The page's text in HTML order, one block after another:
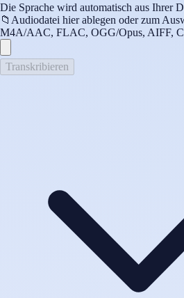
Die Sprache wird automatisch aus Ihrer
📁 Audiodatei hier ablegen oder zum
M4A/AAC, FLAC, OGG/Opus, AIFF,
Transkribieren